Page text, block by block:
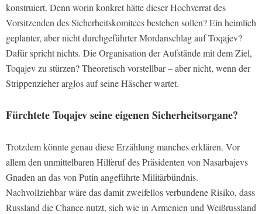
konstruiert. Denn worin konkret hätte dieser Hochverrat des
Vorsitzenden des Sicherheitskomitees bestehen sollen? Ein heimlich
geplanter, aber nicht durchgeführter Mordanschlag auf Toqajev?
Dafür spricht nichts. Die Organisation der Aufstände mit dem Ziel,
Toqajev zu stürzen? Theoretisch vorstellbar – aber nicht, wenn der
Strippenzieher arglos auf seine Häscher wartet.
Fürchtete Toqajev seine eigenen Sicherheitsorgane?
Trotzdem könnte genau diese Erzählung manches erklären. Vor
allem den unmittelbaren Hilferuf des Präsidenten von Nasarbajevs
Gnaden an das von Putin angeführte Militärbündnis.
Nachvollziehbar wäre das damit zweifellos verbundene Risiko, dass
Russland die Chance nutzt, sich wie in Armenien und Weißrussland